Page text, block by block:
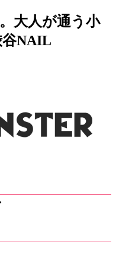
大人が通う小
NAIL